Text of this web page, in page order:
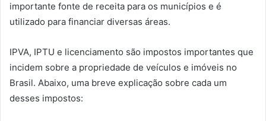
importante fonte de receita para os municípios e é
utilizado para financiar diversas áreas.
IPVA, IPTU e licenciamento são impostos importantes que
incidem sobre a propriedade de veículos e imóveis no
Brasil. Abaixo, uma breve explicação sobre cada um
desses impostos: